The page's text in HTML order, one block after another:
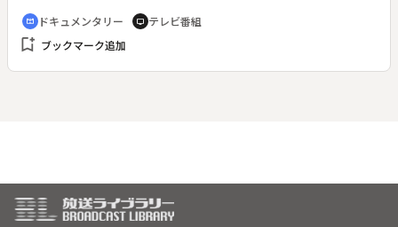
cinematic_blur ドキュメンタリー tv テレビ番組
bookmark_add ブックマーク追加